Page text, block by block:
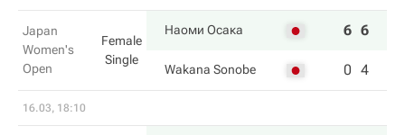
Japan
Women's
Open
Female
Single
Наоми Осака 6 6
Wakana Sonobe 0 4
16.03, 18:10